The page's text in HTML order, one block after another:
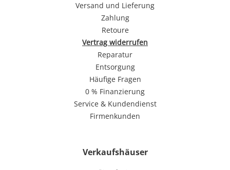
Versand und Lieferung
Zahlung
Retoure
Vertrag widerrufen
Reparatur
Entsorgung
Häufige Fragen
0 % Finanzierung
Service & Kundendienst
Firmenkunden
Verkaufshäuser